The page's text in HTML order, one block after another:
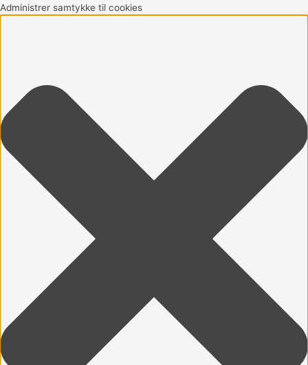
Administrer samtykke til cookies
Funktionsdygtig
Præferencer
Statistikker
Marketing
Gå